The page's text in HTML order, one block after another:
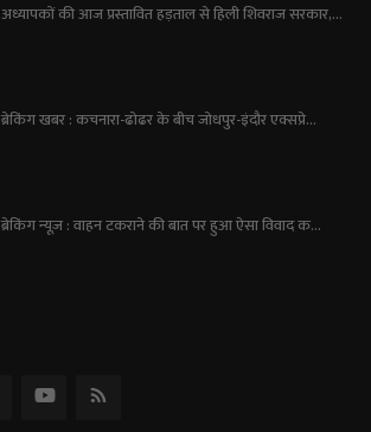
अध्यापकों की आज प्रस्तावित हड़ताल से हिली शिवराज सरकार,...
ब्रेकिंग खबर : कचनारा-ढोढर के बीच जोधपुर-इंदौर एक्सप्रे...
ब्रेकिंग न्यूज़ : वाहन टकराने की बात पर हुआ ऐसा विवाद क...